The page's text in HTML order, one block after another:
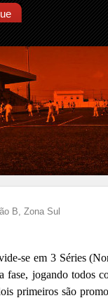
B, Zona Sul
se em 3 Séries
fase, jogando todos
primeiros são